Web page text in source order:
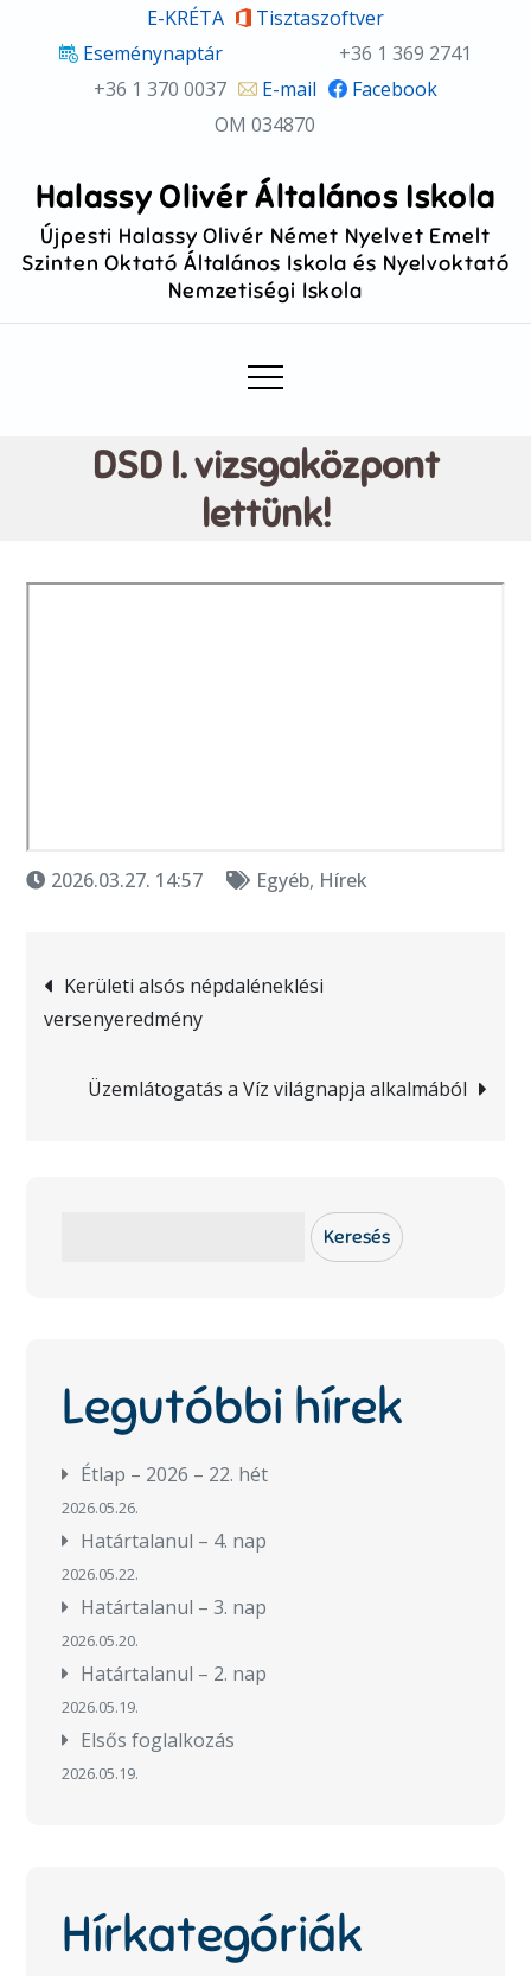
E-KRÉTA
Tisztaszoftver
Eseménynaptár
+36 1 369 2741
+36 1 370 0037
E-mail
Facebook
OM 034870
Halassy Olivér Általános Iskola
Újpesti Halassy Olivér Német Nyelvet Emelt
Szinten Oktató Általános Iskola és Nyelvoktató
Nemzetiségi Iskola
DSD I. vizsgaközpont
lettünk!
2026.03.27. 14:57 Egyéb, Hírek
Bejegyzés
navigáció
Kerületi alsós népdaléneklési
versenyeredmény
Üzemlátogatás a Víz világnapja alkalmából
Keresés
Legutóbbi hírek
Étlap – 2026 – 22. hét
2026.05.26.
Határtalanul – 4. nap
2026.05.22.
Határtalanul – 3. nap
2026.05.20.
Határtalanul – 2. nap
2026.05.19.
Elsős foglalkozás
2026.05.19.
Hírkategóriák